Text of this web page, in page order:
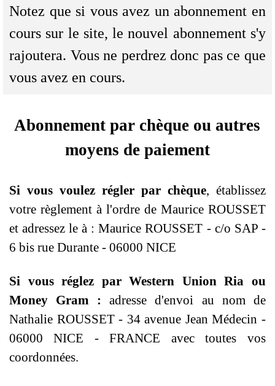
Notez que si vous avez un abonnement en
cours sur le site, le nouvel abonnement s'y
rajoutera. Vous ne perdrez donc pas ce que
vous avez en cours.
Abonnement par chèque ou autres
moyens de paiement
Si vous voulez régler par chèque, établissez
votre règlement à l'ordre de Maurice ROUSSET
et adressez le à : Maurice ROUSSET - c/o SAP -
6 bis rue Durante - 06000 NICE
Si vous réglez par Western Union Ria ou
Money Gram :
adresse d'envoi au nom de
Nathalie ROUSSET - 34 avenue Jean Médecin -
06000 NICE - FRANCE avec toutes vos
coordonnées.